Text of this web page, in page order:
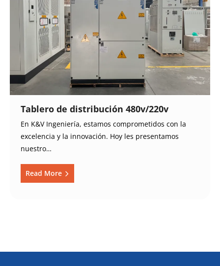
Tablero de distribución 480v/220v
En K&V Ingeniería, estamos comprometidos con la
excelencia y la innovación. Hoy les presentamos
nuestro…
Read More